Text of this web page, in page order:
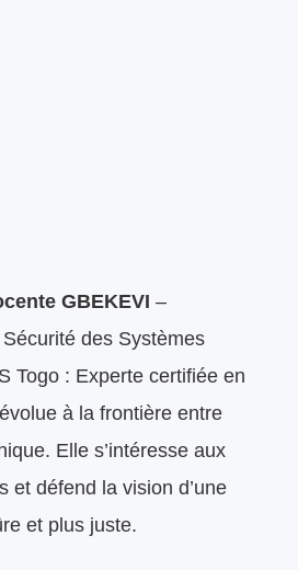
GBEKEVI –
des Systèmes
Togo : Experte certifiée en
à la frontière entre
Elle s’intéresse aux
et défend la vision d’une
et plus juste.